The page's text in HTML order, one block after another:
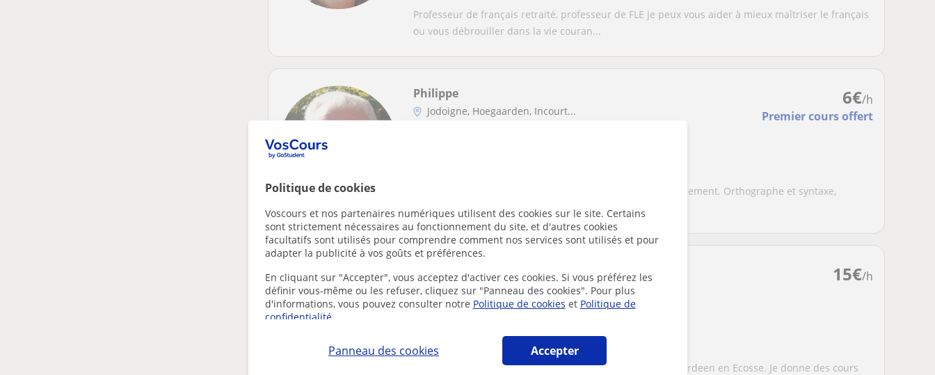
Politique de cookies
Voscours et nos partenaires numériques utilisent des cookies sur le site. Certains
sont strictement nécessaires au fonctionnement du site, et d'autres cookies
facultatifs sont utilisés pour comprendre comment nos services sont utilisés et pour
adapter la publicité à vos goûts et préférences.
En cliquant sur "Accepter", vous acceptez d'activer ces cookies. Si vous préférez les
définir vous-même ou les refuser, cliquez sur "Panneau des cookies". Pour plus
d'informations, vous pouvez consulter notre Politique de cookies et Politique de
confidentialité.
Panneau des cookies Accepter
Professeur de français retraité, professeur de FLE je peux vous aider à mieux maîtriser le français
ou vous débrouiller dans la vie couran...
6€/h
Premier cours offert
Philippe
Jodoigne, Hoegaarden, Incourt...
Professeur retraité de français, je corrige vos travaux rapidement. Orthographe et syntaxe,
correction de phrases.tarif : 1 € la page - min...
15€/h
Wavre
Anglais
Professeur pour tous niveaux
Je suis tout juste diplômé en Géologie de l'université d'Aberdeen en Ecosse. Je donne des cours